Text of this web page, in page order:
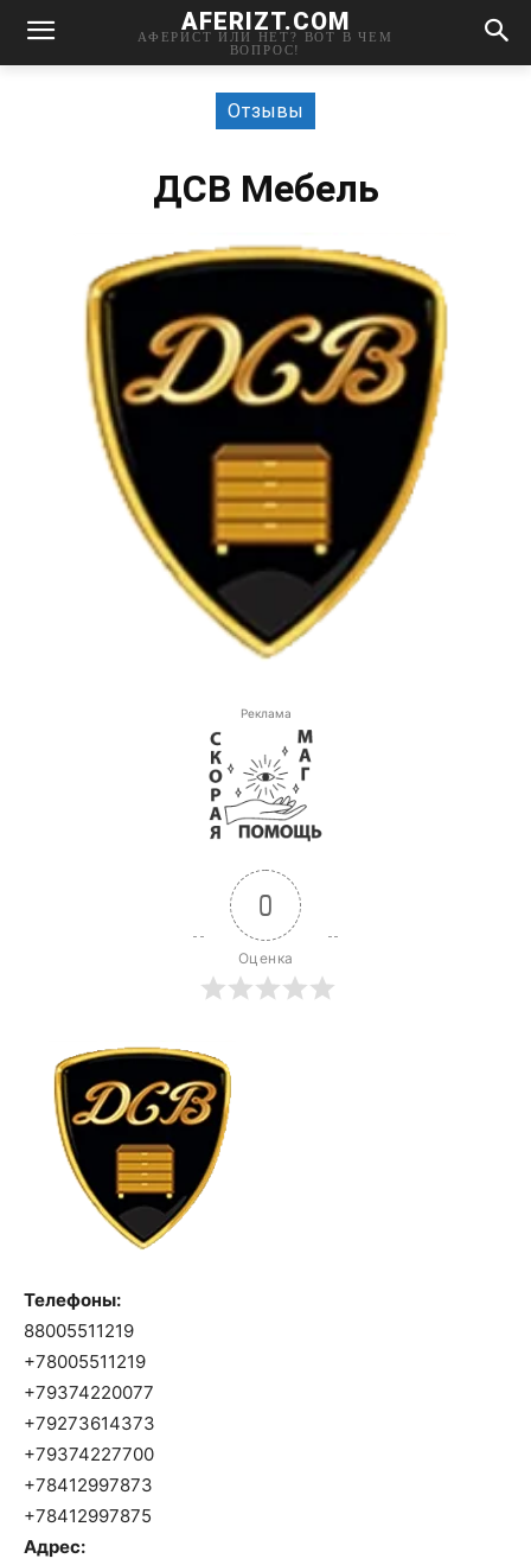
AFERIZT.COM
АФЕРИСТ ИЛИ НЕТ? ВОТ В ЧЕМ
ВОПРОС!
Отзывы
ДСВ Мебель
Реклама
0
Оценка
Телефоны:
88005511219
+78005511219
+79374220077
+79273614373
+79374227700
+78412997873
+78412997875
Адрес: